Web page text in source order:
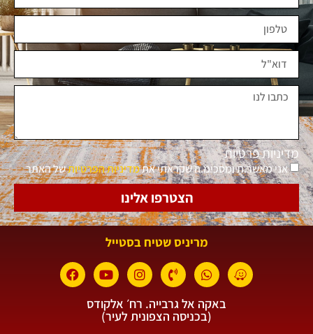
מדיניות פרטיות
אני מאשר.ת ומסכימ.ה שקראתי אתמדיניות הפרטיותשל האתר
הצטרפו אלינו
מריניס שטיח בסטייל
באקה אל גרבייה. רח׳ אלקודס
(בכניסה הצפונית לעיר)